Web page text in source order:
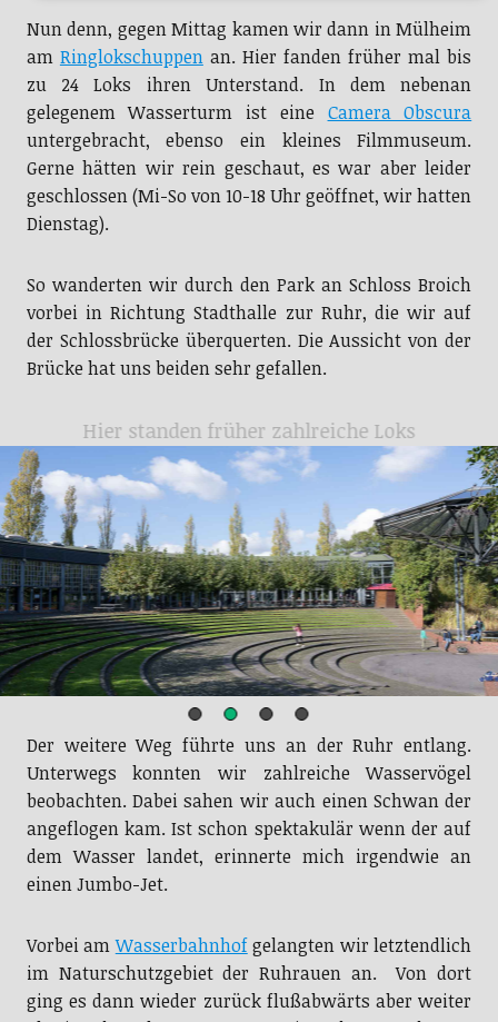
Nun denn, gegen Mittag kamen wir dann in Mülheim
am Ringlokschuppenan. Hier fanden früher mal bis
zu 24 Loks ihren Unterstand. In dem nebenan
gelegenem Wasserturm ist eine Camera Obscura
untergebracht, ebenso ein kleines Filmmuseum.
Gerne hätten wir rein geschaut, es war aber leider
geschlossen (Mi-So von 10-18 Uhr geöffnet, wir hatten
Dienstag).
So wanderten wir durch den Park an Schloss Broich
vorbei in Richtung Stadthalle zur Ruhr, die wir auf
der Schlossbrücke überquerten. Die Aussicht von der
Brücke hat uns beiden sehr gefallen.
Hier standen früher zahlreiche Loks
Der weitere Weg führte uns an der Ruhr entlang.
Unterwegs konnten wir zahlreiche Wasservögel
beobachten. Dabei sahen wir auch einen Schwan der
angeflogen kam. Ist schon spektakulär wenn der auf
dem Wasser landet, erinnerte mich irgendwie an
einen Jumbo-Jet.
Vorbei amWasserbahnhofgelangten wir letztendlich
im Naturschutzgebiet der Ruhrauen an. Von dort
ging es dann wieder zurück flußabwärts aber weiter